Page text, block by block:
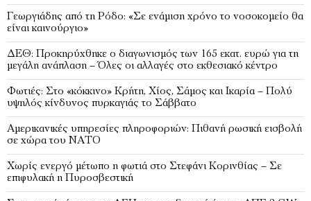
Γεωργιάδης από τη Ρόδο: «Σε ενάμιση χρόνο το νοσοκομείο θα
είναι καινούργιο»
ΔΕΘ: Προκηρύχθηκε ο διαγωνισμός των 165 εκατ. ευρώ για τη
μεγάλη ανάπλαση – Όλες οι αλλαγές στο εκθεσιακό κέντρο
Φωτιές: Στο «κόκκινο» Κρήτη, Χίος, Σάμος και Ικαρία – Πολύ
υψηλός κίνδυνος πυρκαγιάς το Σάββατο
Αμερικανικές υπηρεσίες πληροφοριών: Πιθανή ρωσική εισβολή
σε χώρα του ΝΑΤΟ
Χωρίς ενεργό μέτωπο η φωτιά στο Στεφάνι Κορινθίας – Σε
επιφυλακή η Πυροσβεστική